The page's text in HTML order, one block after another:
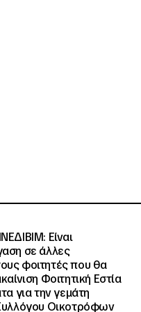
Είναι
σε άλλες
φοιτητές που θα
Φοιτητική Εστία
για την γεμάτη
Οικοτρόφων